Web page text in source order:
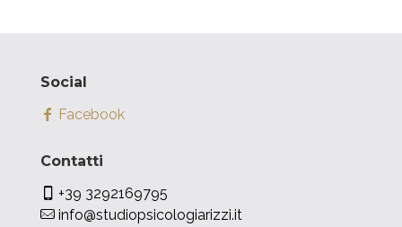
Social
Facebook
Contatti
+39 3292169795
info@studiopsicologiarizzi.it